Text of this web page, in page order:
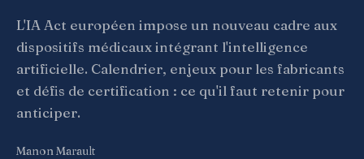
L'IA Act européen impose un nouveau cadre aux
dispositifs médicaux intégrant l'intelligence
artificielle. Calendrier, enjeux pour les fabricants
et défis de certification : ce qu'il faut retenir pour
anticiper.
Manon Marault